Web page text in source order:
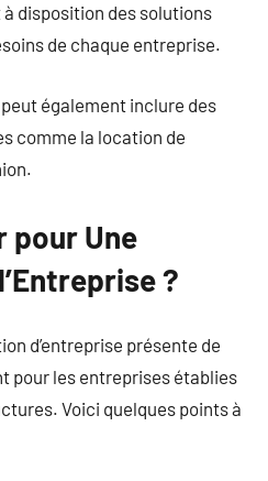
disposition des solutions
de chaque entreprise.
également inclure des
comme la location de
pour Une
?
d’entreprise présente de
pour les entreprises établies
Voici quelques points à